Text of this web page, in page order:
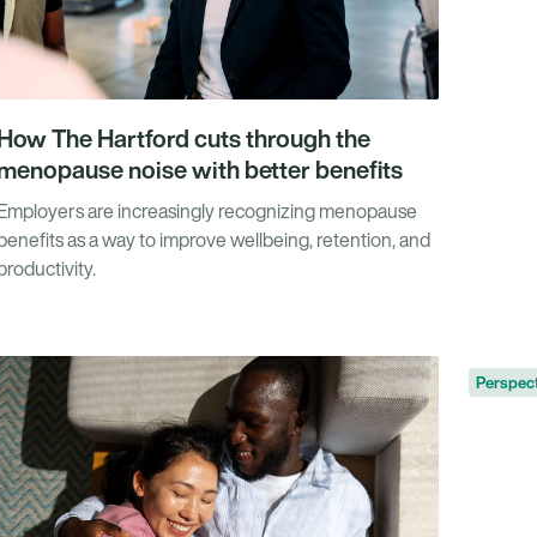
The Hartford cuts through the
noise with better benefits
Employers are increasingly recognizing menopause
benefits as a way to improve wellbeing, retention, and